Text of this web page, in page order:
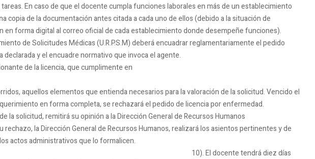
En caso de que el docente cumpla funciones laborales en más de un establecimiento
copia de la documentación antes citada a cada uno de ellos (debido a la situación de
en forma digital al correo oficial de cada establecimiento donde desempeñe funciones).
de Solicitudes Médicas (U.R.P.S.M) deberá encuadrar reglamentariamente el pedido
y el encuadre normativo que invoca el agente.
de la licencia, que cumplimente en
aquellos elementos que entienda necesarios para la valoración de la solicitud. Vencido el
en forma completa, se rechazará el pedido de licencia por enfermedad.
la solicitud, remitirá su opinión a la Dirección General de Recursos Humanos
la Dirección General de Recursos Humanos, realizará los asientos pertinentes y de
el dictado de los actos administrativos que lo formalicen.
tendrá diez días